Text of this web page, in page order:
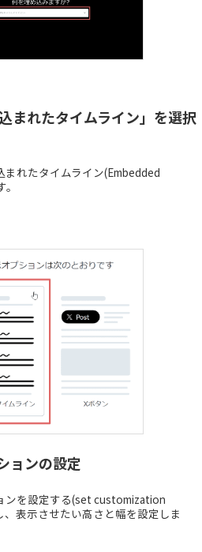
まれたタイムライン」を選択
れたタイムライン(Embedded
ョンの設定
ンを設定する(set customization
表示させたい高さと幅を設定しま